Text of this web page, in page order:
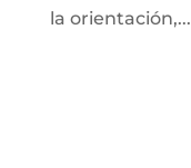
la orientación,...